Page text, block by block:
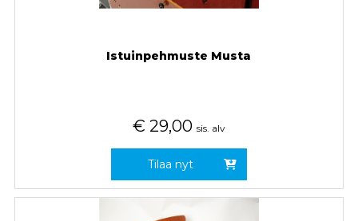
Istuinpehmuste Musta
€ 29,00 sis. alv
Tilaa nyt